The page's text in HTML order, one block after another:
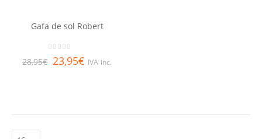
Gafa de sol Robert
28,95€ 23,95€ IVA inc.